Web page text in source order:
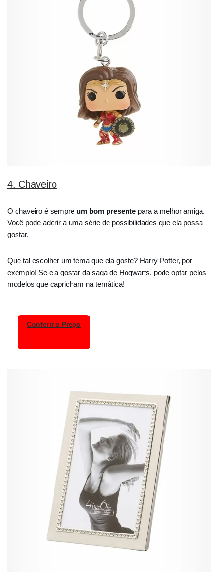
4. Chaveiro
O chaveiro é sempre um bom presente para a melhor amiga.
Você pode aderir a uma série de possibilidades que ela possa
gostar.
Que tal escolher um tema que ela goste? Harry Potter, por
exemplo! Se ela gostar da saga de Hogwarts, pode optar pelos
modelos que capricham na temática!
Conferir o Preço